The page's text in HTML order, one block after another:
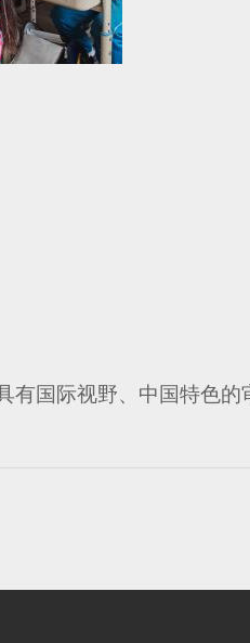
国际视野、中国特色的